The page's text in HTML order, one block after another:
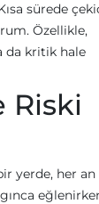
sürede
Özellikle,
da kritik hale
Riski
yerde, her an